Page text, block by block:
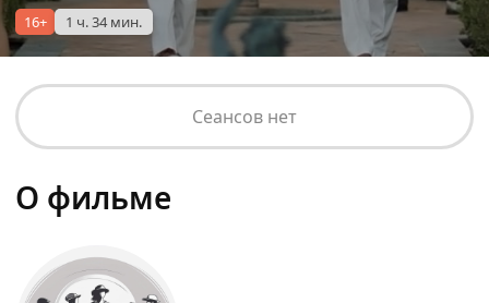
16+ 1 ч. 34 мин.
Сеансов нет
О фильме